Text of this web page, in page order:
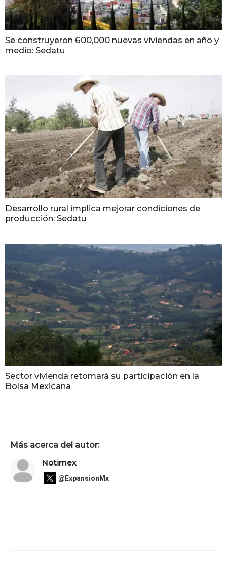
Se construyeron 600,000 nuevas viviendas en año y
medio: Sedatu
Desarrollo rural implica mejorar condiciones de
producción: Sedatu
Sector vivienda retomará su participación en la
Bolsa Mexicana
Más acerca del autor:
Notimex
@ExpansionMx